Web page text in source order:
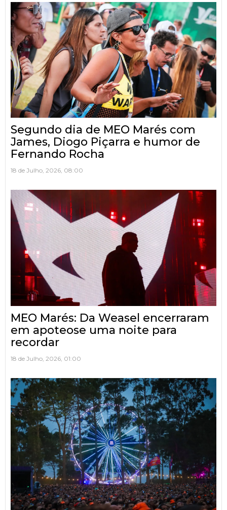
Segundo dia de MEO Marés com
James, Diogo Piçarra e humor de
Fernando Rocha
18 de Julho, 2026, 08:00
MEO Marés: Da Weasel encerraram
em apoteose uma noite para
recordar
18 de Julho, 2026, 01:00